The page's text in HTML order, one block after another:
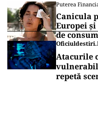
Puterea
Canicula
Europei
de consum
Atacurile
repetă